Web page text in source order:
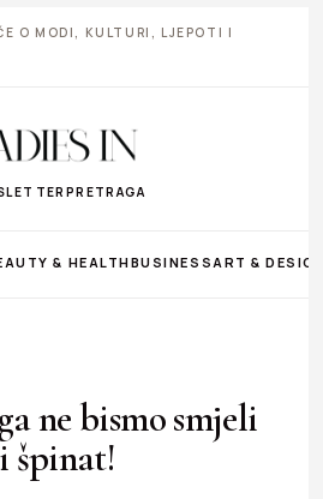
O MODI, KULTURI, LJEPOTI I
PRETRAGA
& HEALTHBUSINESS ART &
ne bismo smjeli
špinat!